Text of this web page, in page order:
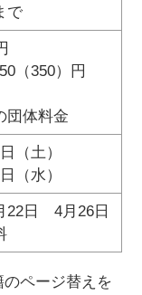
で
（350）円
団体料金
（土）
（水）
22日 4月26日
ページ替えを